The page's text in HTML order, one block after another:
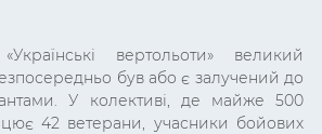
вертольоти» великий
був або є залучений до
У колективі, де майже 500
42 ветерани, учасники бойових